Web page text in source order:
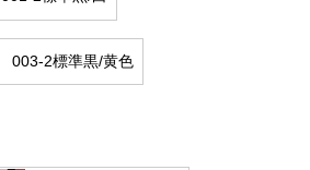
003-2標準黒/黄色